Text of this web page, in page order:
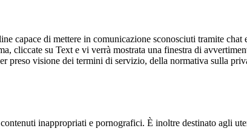
capace di mettere in comunicazione sconosciuti tramite
cliccate su Text e vi verrà mostrata una finestra di
preso visione dei termini di servizio, della normativa sulla
inappropriati e pornografici. È inoltre destinato agli